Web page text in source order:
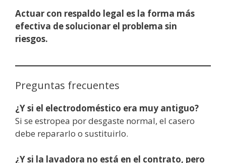
Actuar con respaldo legal es la forma más
efectiva de solucionar el problema sin
riesgos.
Preguntas frecuentes
¿Y si el electrodoméstico era muy antiguo?
Si se estropea por desgaste normal, el casero
debe repararlo o sustituirlo.
¿Y si la lavadora no está en el contrato, pero